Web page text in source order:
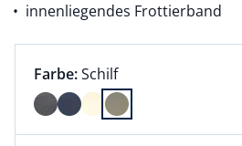
innenliegendes Frottierband
Farbauswahl:
Farbe:aktuell ausgewählt:
Schilf
Farbe Schilf ausgewählt